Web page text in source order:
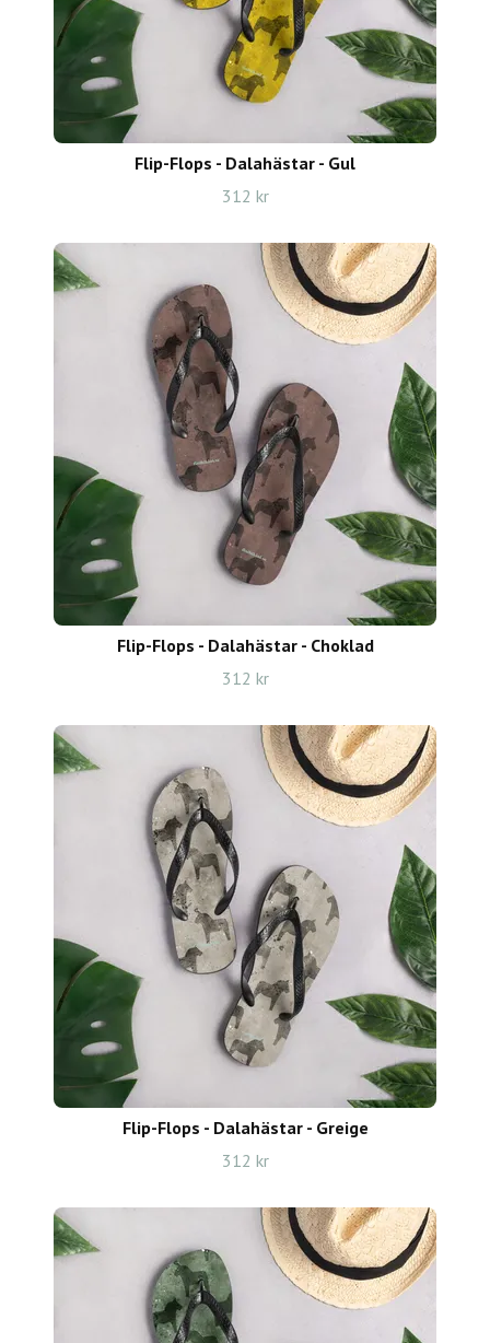
Flip-Flops - Dalahästar - Gul
312 kr
Flip-Flops - Dalahästar - Choklad
312 kr
Flip-Flops - Dalahästar - Greige
312 kr